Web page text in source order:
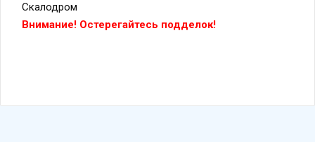
Скалодром
Внимание! Остерегайтесь подделок!